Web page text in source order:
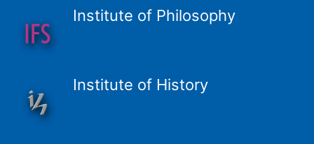
Institute of Philosophy
Institute of History